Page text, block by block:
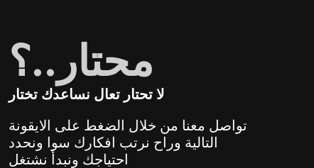
محتار..؟
لا تحتار تعال نساعدك تختار
تواصل معنا من خلال الضغط على الايقونة
التالية وراح نرتب افكارك سوا ونحدد
احتياجك ونبدأ نشتغل